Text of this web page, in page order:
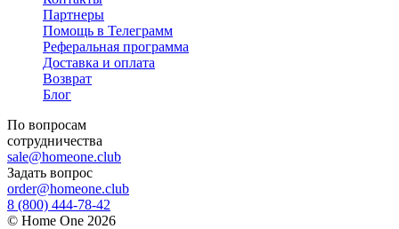
Партнеры
Помощь в Телеграмм
Реферальная программа
Доставка и оплата
Возврат
Блог
По вопросам
сотрудничества
sale@homeone.club
Задать вопрос
order@homeone.club
8 (800) 444-78-42
© Home One 2026